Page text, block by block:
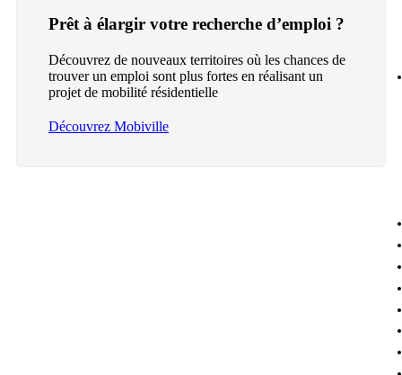
Prêt à élargir votre recherche d’emploi ?
Découvrez de nouveaux territoires où les chances de
trouver un emploi sont plus fortes en réalisant un
projet de mobilité résidentielle
Découvrez Mobiville